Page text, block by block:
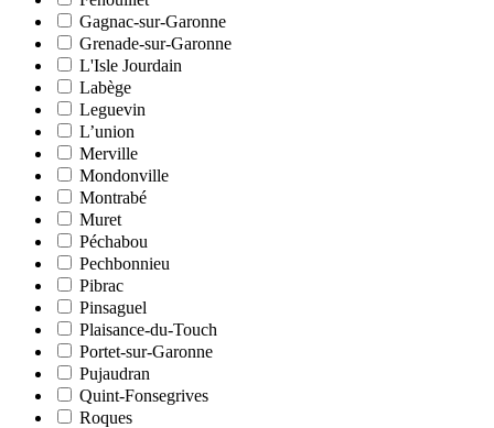
Gagnac-sur-Garonne
Grenade-sur-Garonne
L'Isle Jourdain
Labège
Leguevin
L’union
Merville
Mondonville
Montrabé
Muret
Péchabou
Pechbonnieu
Pibrac
Pinsaguel
Plaisance-du-Touch
Portet-sur-Garonne
Pujaudran
Quint-Fonsegrives
Roques